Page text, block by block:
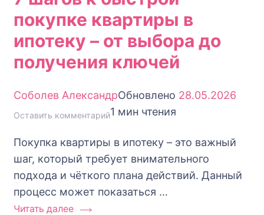
покупке квартиры в
ипотеку – от выбора до
получения ключей
Соболев АлександрОбновлено 28.05.2026
Оставить комментарийк
шагов
к
быстрой
покупке
1 мин чтения
Покупка квартиры в ипотеку – это важный
шаг, который требует внимательного
подхода и чёткого плана действий. Данный
процесс может показаться …
Читать далее